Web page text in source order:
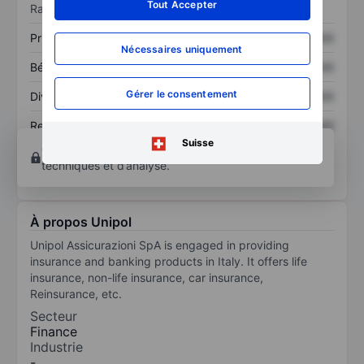
Tout Accepter
Nécessaires uniquement
Gérer le consentement
Suisse
Ratios
Prix / ventes XXXXXXX XXXXXXX
Bénéfice par action XXXXXXX XXXXXXX
Dividende par action XXXXXXX
Rendement des
XXXXXXX
Ouvrir un compte
pour accéder à d’autres outils
techniques et d’analyse.
À propos Unipol
Unipol Assicurazioni SpA is engaged in providing
insurance and banking products in Italy. It offers life
insurance, non-life insurance, car insurance,
Reinsurance, etc.
Secteur
Finance
Industrie